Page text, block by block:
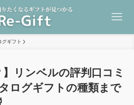
グギフト
】リンベルの評判口コミ
ログギフトの種類まで